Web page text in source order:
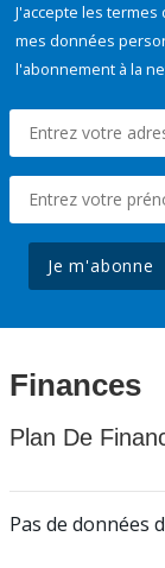
J'accepte les termes
mes données
l'abonnement à la
Je m'abonne
Finances
Plan De
Pas de données